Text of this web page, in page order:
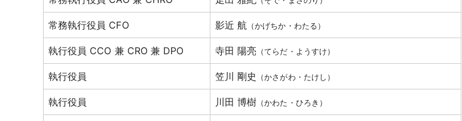
常務執行役員 CFO 影近 航 （かげちか・わたる）
執行役員 CCO 兼 CRO 兼 DPO 寺田 陽亮 （てらだ・ようすけ）
執行役員 笠川 剛史 （かさがわ・たけし）
執行役員 川田 博樹 （かわた・ひろき）